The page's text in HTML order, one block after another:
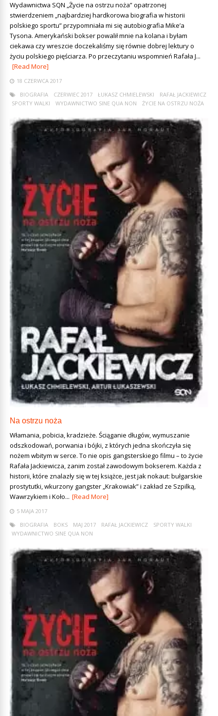
Wydawnictwa SQN „Życie na ostrzu noża” opatrzonej
stwierdzeniem „najbardziej hardkorowa biografia w historii
polskiego sportu” przypomniała mi się autobiografia Mike’a
Tysona. Amerykański bokser powalił mnie na kolana i byłam
ciekawa czy wreszcie doczekaliśmy się równie dobrej lektury o
życiu polskiego pięściarza. Po przeczytaniu wspomnień Rafała J...
[Read More]
18 CZERWCA 2017
BIOGRAFIA
CZERWIEC 2017 ŁUKASZ CHMIELEWSKI
RAFAŁ JACKIEWICZ
SPORTY WALKI
WYDAWNICTWO SINE QUA NON ŻYCIE NA OSTRZU NOŻA
Na ostrzu noża
Włamania, pobicia, kradzieże. Ściąganie długów, wymuszanie
odszkodowań, porwania i bójki, z których jedna skończyła się
nożem wbitym w serce. To nie opis gangsterskiego filmu – to życie
Rafała Jackiewicza, zanim został zawodowym bokserem. Każda z
historii, które znalazły się w tej książce, jest jak nokaut: bułgarskie
prostytutki, wkurzony gangster „Krakowiak” i zakład ze Szpilką,
Wawrzykiem i Koło... [Read More]
5 MAJA 2017
BIOGRAFIA
BOKS MAJ 2017 RAFAŁ JACKIEWICZ
SPORTY WALKI
WYDAWNICTWO SINE QUA NON